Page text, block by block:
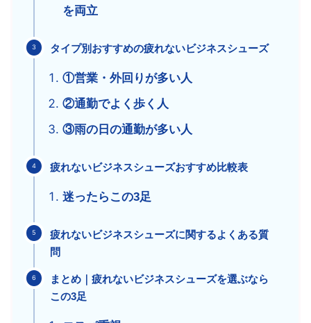
を両立
タイプ別おすすめの疲れないビジネスシューズ
①営業・外回りが多い人
②通勤でよく歩く人
③雨の日の通勤が多い人
疲れないビジネスシューズおすすめ比較表
迷ったらこの3足
疲れないビジネスシューズに関するよくある質
問
まとめ｜疲れないビジネスシューズを選ぶなら
この3足